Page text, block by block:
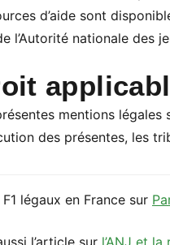
d’aide sont
l’Autorité nationale des
mentions
des présentes, les
F1 légaux en France sur
l’article sur l’ANJ et